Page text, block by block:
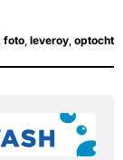
foto leveroy optocht